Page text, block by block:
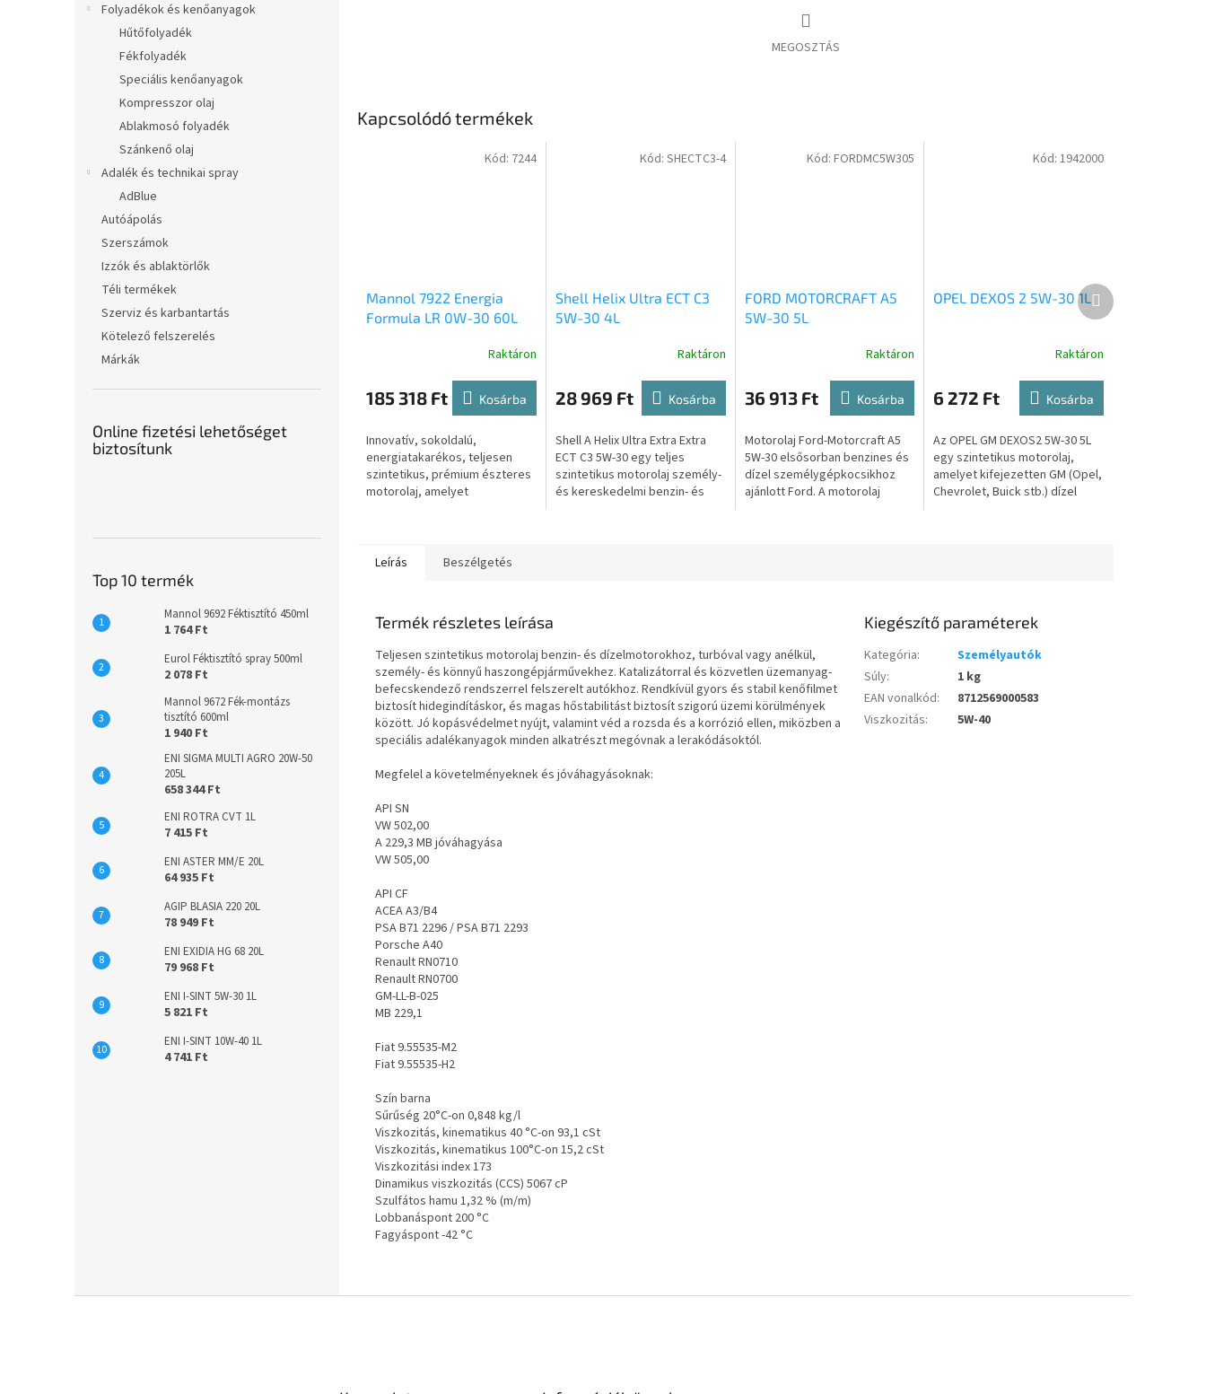
Folyadékok és kenőanyagok
Hűtőfolyadék
Fékfolyadék
Speciális kenőanyagok
Kompresszor olaj
Ablakmosó folyadék
Szánkenő olaj
Adalék és technikai spray
AdBlue
Autóápolás
Szerszámok
Izzók és ablaktörlők
Téli termékek
Szerviz és karbantartás
Kötelező felszerelés
Márkák
Online fizetési lehetőséget
biztosítunk
Top 10 termék
Mannol 9692 Féktisztító 450ml
1 764 Ft
Eurol Féktisztító spray 500ml
2 078 Ft
Mannol 9672 Fék-montázs
tisztító 600ml
1 940 Ft
ENI SIGMA MULTI AGRO 20W-50
205L
658 344 Ft
ENI ROTRA CVT 1L
7 415 Ft
ENI ASTER MM/E 20L
64 935 Ft
AGIP BLASIA 220 20L
78 949 Ft
ENI EXIDIA HG 68 20L
79 968 Ft
ENI I-SINT 5W-30 1L
5 821 Ft
ENI I-SINT 10W-40 1L
4 741 Ft
MEGOSZTÁS
Kapcsolódó termékek
Mannol 7922 Energia
Formula LR 0W-30 60L
Raktáron
185 318 Ft Kosárba
Innovatív, sokoldalú,
energiatakarékos, teljesen
szintetikus, prémium észteres
motorolaj, amelyet
Kód: 7244
Shell Helix Ultra ECT C3
5W-30 4L
Raktáron
28 969 Ft Kosárba
Shell A Helix Ultra Extra Extra
ECT C3 5W-30 egy teljes
szintetikus motorolaj személy-
és kereskedelmi benzin- és
Kód: SHECTC3-4
FORD MOTORCRAFT A5
5W-30 5L
Raktáron
36 913 Ft Kosárba
Motorolaj Ford-Motorcraft A5
5W-30 elsősorban benzines és
dízel személygépkocsikhoz
ajánlott Ford. A motorolaj
Kód:FORDMC5W305
OPEL DEXOS 2 5W-30 1L
Raktáron
6 272 Ft Kosárba
Az OPEL GM DEXOS2 5W-30 5L
egy szintetikus motorolaj,
amelyet kifejezetten GM (Opel,
Chevrolet, Buick stb.) dízel
Kód: 1942000
Következő
termék
Leírás Beszélgetés
Termék részletes leírása
Teljesen szintetikus motorolaj benzin- és dízelmotorokhoz, turbóval vagy anélkül,
személy- és könnyű haszongépjárművekhez. Katalizátorral és közvetlen üzemanyag-
befecskendező rendszerrel felszerelt autókhoz. Rendkívül gyors és stabil kenőfilmet
biztosít hidegindításkor, és magas hőstabilitást biztosít szigorú üzemi körülmények
között. Jó kopásvédelmet nyújt, valamint véd a rozsda és a korrózió ellen, miközben a
speciális adalékanyagok minden alkatrészt megóvnak a lerakódásoktól.
Megfelel a követelményeknek és jóváhagyásoknak:
API SN
VW 502,00
A 229,3 MB jóváhagyása
VW 505,00
API CF
ACEA A3/B4
PSA B71 2296 / PSA B71 2293
Porsche A40
Renault RN0710
Renault RN0700
GM-LL-B-025
MB 229,1
Fiat 9.55535-M2
Fiat 9.55535-H2
Szín barna
Sűrűség 20°C-on 0,848 kg/l
Viszkozitás, kinematikus 40 °C-on 93,1 cSt
Viszkozitás, kinematikus 100°C-on 15,2 cSt
Viszkozitási index 173
Dinamikus viszkozitás (CCS) 5067 cP
Szulfátos hamu 1,32 % (m/m)
Lobbanáspont 200 °C
Fagyáspont -42 °C
Kiegészítő paraméterek
Kategória:
Személyautók
Súly:
1 kg
EAN vonalkód:
8712569000583
Viszkozitás: 5W-40